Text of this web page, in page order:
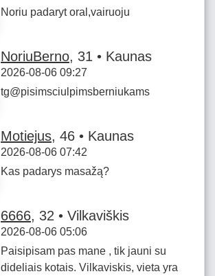
Noriu padaryt oral,vairuoju
NoriuBerno, 31 • Kaunas
2026-08-06 09:27
tg@pisimsciulpimsberniukams
Motiejus, 46 • Kaunas
2026-08-06 07:42
Kas padarys masažą?
6666, 32 • Vilkaviškis
2026-08-06 05:06
Paisipisam pas mane , tik jauni su
dideliais kotais. Vilkaviskis, vieta yra